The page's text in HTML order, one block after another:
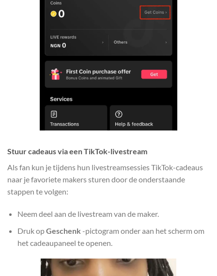
Stuur cadeaus via een TikTok-livestream
Als fan kun je tijdens hun livestreamsessies TikTok-cadeaus
naar je favoriete makers sturen door de onderstaande
stappen te volgen:
Neem deel aan de livestream van de maker.
Druk opGeschenk -pictogram onder aan het scherm om
het cadeaupaneel te openen.